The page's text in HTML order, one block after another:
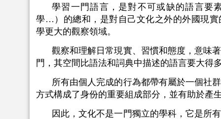
學習一門語言，是對不可或缺的語言要
學…）的總和，是對自己文化之外的外國現
學更大的觀察領域。
觀察和理解日常現實、習慣和態度，意味
門，其空間比語法和詞典中描述的語言要大得
所有由個人完成的行為都帶有屬於一個社
方式構成了身份的重要組成部分，並有助於產
因此，文化不是一門獨立的學科，它是所